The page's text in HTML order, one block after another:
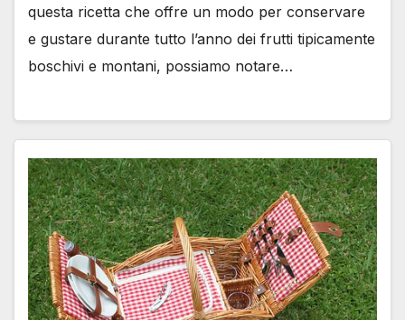
questa ricetta che offre un modo per conservare
e gustare durante tutto l’anno dei frutti tipicamente
boschivi e montani, possiamo notare…